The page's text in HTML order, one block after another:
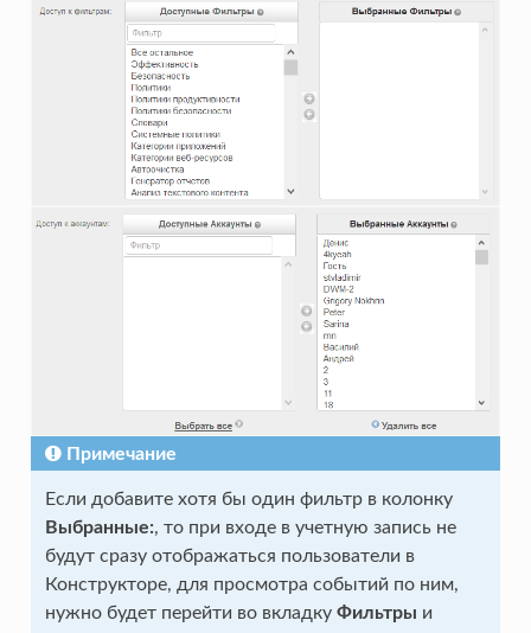
Примечание
Если добавите хотя бы один фильтр в колонку
Выбранные:, то при входе в учетную запись не
будут сразу отображаться пользователи в
Конструкторе, для просмотра событий по ним,
нужно будет перейти во вкладку Фильтры и